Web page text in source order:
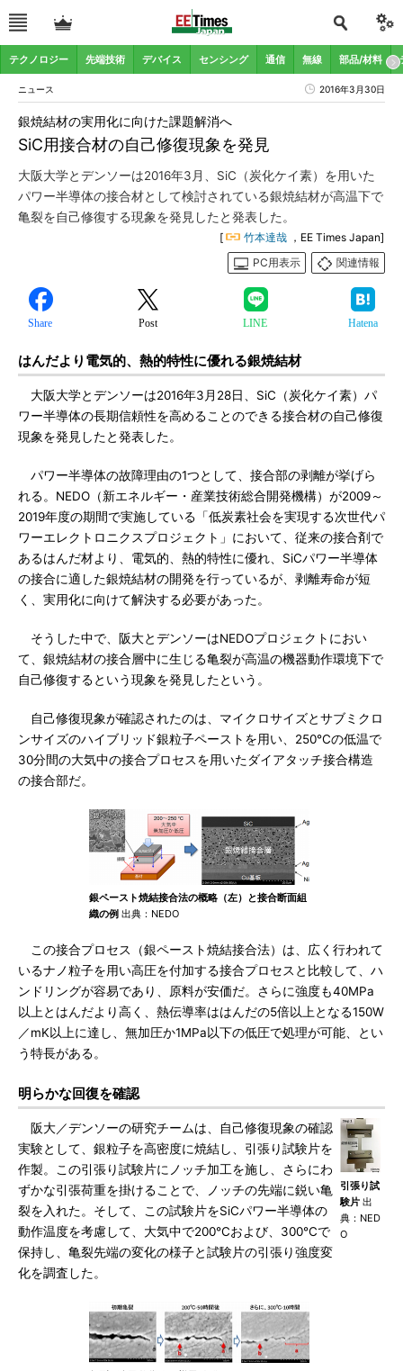
テクノロジー 先端技術 デバイス センシング 通信 無線 部品/材料
ニュース 2016年3月30日
SiC用接合材の自己修復現象を発見
銀焼結材の実用化に向けた課題解消へ
大阪大学とデンソーは2016年3月、SiC（炭化ケイ素）を用いた
パワー半導体の接合材として検討されている銀焼結材が高温下で
亀裂を自己修復する現象を発見したと発表した。
[ 竹本達哉 ，EE Times Japan]
PC用表示
関連情報
Share Post LINE Hatena
はんだより電気的、熱的特性に優れる銀焼結材
大阪大学とデンソーは2016年3月28日、SiC（炭化ケイ素）パ
ワー半導体の長期信頼性を高めることのできる接合材の自己修復
現象を発見したと発表した。
パワー半導体の故障理由の1つとして、接合部の剥離が挙げら
れる。NEDO（新エネルギー・産業技術総合開発機構）が2009～
2019年度の期間で実施している「低炭素社会を実現する次世代パ
ワーエレクトロニクスプロジェクト」において、従来の接合剤で
あるはんだ材より、電気的、熱的特性に優れ、SiCパワー半導体
の接合に適した銀焼結材の開発を行っているが、剥離寿命が短
く、実用化に向けて解決する必要があった。
そうした中で、阪大とデンソーはNEDOプロジェクトにおい
て、銀焼結材の接合層中に生じる亀裂が高温の機器動作環境下で
自己修復するという現象を発見したという。
自己修復現象が確認されたのは、マイクロサイズとサブミクロ
ンサイズのハイブリッド銀粒子ペーストを用い、250℃の低温で
30分間の大気中の接合プロセスを用いたダイアタッチ接合構造
の接合部だ。
銀ペースト焼結接合法の概略（左）と接合断面組
織の例 出典：NEDO
この接合プロセス（銀ペースト焼結接合法）は、広く行われて
いるナノ粒子を用い高圧を付加する接合プロセスと比較して、ハ
ンドリングが容易であり、原料が安価だ。さらに強度も40MPa
以上とはんだより高く、熱伝導率ははんだの5倍以上となる150W
／mK以上に達し、無加圧か1MPa以下の低圧で処理が可能、とい
う特長がある。
明らかな回復を確認
引張り試
験片 出
典：NED
O
阪大／デンソーの研究チームは、自己修復現象の確認
実験として、銀粒子を高密度に焼結し、引張り試験片を
作製。この引張り試験片にノッチ加工を施し、さらにわ
ずかな引張荷重を掛けることで、ノッチの先端に鋭い亀
裂を入れた。そして、この試験片をSiCパワー半導体の
動作温度を考慮して、大気中で200℃および、300℃で
保持し、亀裂先端の変化の様子と試験片の引張り強度変
化を調査した。